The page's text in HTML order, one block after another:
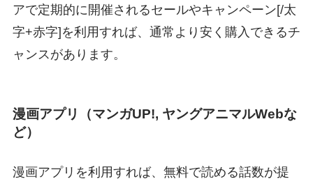
アで定期的に開催されるセールやキャンペーン[/太
字+赤字]を利用すれば、通常より安く購入できるチ
ャンスがあります。
漫画アプリ（マンガUP!, ヤングアニマルWebな
ど）
漫画アプリを利用すれば、無料で読める話数が提